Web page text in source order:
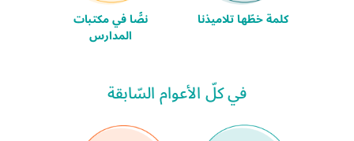
كلمة خطّها تلاميذنا نصًّا في مكتبات
المدارس
في كلّ الأعوام السّابقة